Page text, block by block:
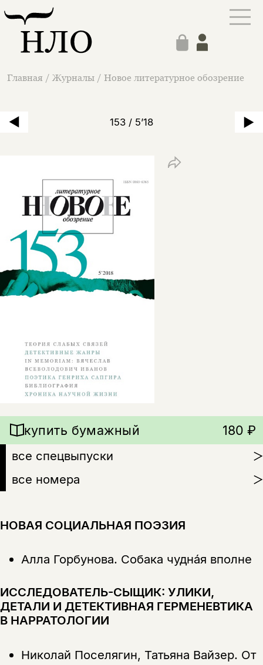
Главная / Журналы / Новое литературное обозрение
153 / 5’18
все спецвыпуски
все номера
купить бумажный 180 ₽
НОВАЯ СОЦИАЛЬНАЯ ПОЭЗИЯ
Алла Горбунова. Собака чуднáя вполне
ИССЛЕДОВАТЕЛЬ-СЫЩИК: УЛИКИ,
ДЕТАЛИ И ДЕТЕКТИВНАЯ ГЕРМЕНЕВТИКА
В НАРРАТОЛОГИИ
Николай Поселягин, Татьяна Вайзер. От